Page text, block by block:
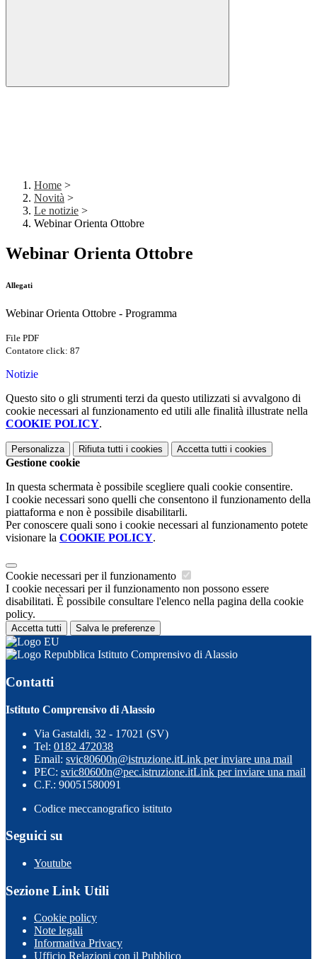
Home >
Novità >
Le notizie >
Webinar Orienta Ottobre
Webinar Orienta Ottobre
Allegati
Webinar Orienta Ottobre - Programma
File PDF
Contatore click: 87
Notizie
Questo sito o gli strumenti terzi da questo utilizzati si avvalgono di
cookie necessari al funzionamento ed utili alle finalità illustrate nella
COOKIE POLICY.
Personalizza Rifiuta tutti i cookies Accetta tutti i cookies
Gestione cookie
In questa schermata è possibile scegliere quali cookie consentire.
I cookie necessari sono quelli che consentono il funzionamento della
piattaforma e non è possibile disabilitarli.
Per conoscere quali sono i cookie necessari al funzionamento potete
visionare la COOKIE POLICY.
Cookie necessari per il funzionamento
I cookie necessari per il funzionamento non possono essere
disabilitati. È possibile consultare l'elenco nella pagina della cookie
policy.
Accetta tutti Salva le preferenze
Istituto Comprensivo di Alassio
Contatti
Istituto Comprensivo di Alassio
Via Gastaldi, 32 - 17021 (SV)
Tel: 0182 472038
Email: svic80600n@istruzione.itLink per inviare una mail
PEC: svic80600n@pec.istruzione.itLink per inviare una mail
C.F.: 90051580091
Codice meccanografico istituto
Seguici su
Youtube
Sezione Link Utili
Cookie policy
Note legali
Informativa Privacy
Ufficio Relazioni con il Pubblico